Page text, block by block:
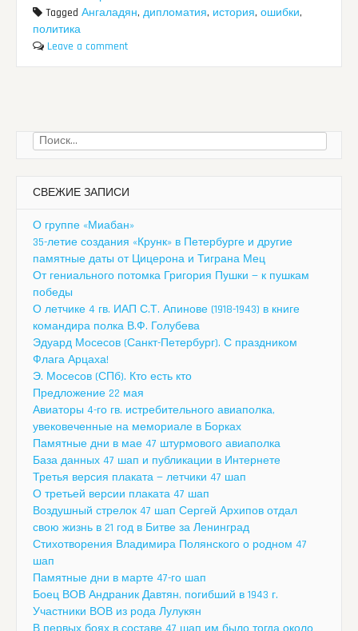
TaggedАнгаладян,дипломатия, история,ошибки,
политика
Leave a comment
Найти:
СВЕЖИЕ ЗАПИСИ
О группе «Миабан»
35-летие создания «Крунк» в Петербурге и другие
памятные даты от Цицерона и Тиграна Мец
От гениального потомка Григория Пушки — к пушкам
победы
О летчике 4 гв. ИАП С.Т. Апинове (1918-1943) в книге
командира полка В.Ф. Голубева
Эдуард Мосесов (Санкт-Петербург). С праздником
Флага Арцаха!
Э. Мосесов (СПб). Кто есть кто
Предложение 22 мая
Авиаторы 4-го гв. истребительного авиаполка,
увековеченные на мемориале в Борках
Памятные дни в мае 47 штурмового авиаполка
База данных 47 шап и публикации в Интернете
Третья версия плаката — летчики 47 шап
О третьей версии плаката 47 шап
Воздушный стрелок 47 шап Сергей Архипов отдал
свою жизнь в 21 год в Битве за Ленинград
Стихотворения Владимира Полянского о родном 47
шап
Памятные дни в марте 47-го шап
Боец ВОВ Андраник Давтян, погибший в 1943 г.
Участники ВОВ из рода Лулукян